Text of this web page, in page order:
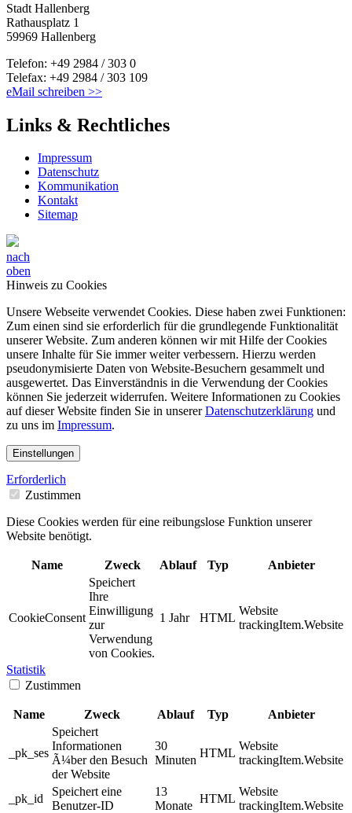
Stadt Hallenberg
Rathausplatz 1
59969 Hallenberg
Telefon: +49 2984 / 303 0
Telefax: +49 2984 / 303 109
eMail schreiben >>
Links & Rechtliches
Impressum
Datenschutz
Kommunikation
Kontakt
Sitemap
nach
oben
Hinweis zu Cookies
Unsere Webseite verwendet Cookies. Diese haben zwei Funktionen:
Zum einen sind sie erforderlich für die grundlegende Funktionalität
unserer Website. Zum anderen können wir mit Hilfe der Cookies
unsere Inhalte für Sie immer weiter verbessern. Hierzu werden
pseudonymisierte Daten von Website-Besuchern gesammelt und
ausgewertet. Das Einverständnis in die Verwendung der Cookies
können Sie jederzeit widerrufen. Weitere Informationen zu Cookies
auf dieser Website finden Sie in unsererDatenschutzerklärung und
zu uns im Impressum.
Einstellungen
Erforderlich
Zustimmen
Diese Cookies werden für eine reibungslose Funktion unserer
Website benötigt.
Name Zweck Ablauf Typ Anbieter
CookieConsent
Speichert
Ihre
Einwilligung
zur
Verwendung
von Cookies.
1 Jahr HTML
Website
trackingItem.Website
Statistik
Zustimmen
Name Zweck Ablauf Typ Anbieter
_pk_ses
Speichert
Informationen
Ã¼ber den Besuch
der Website
30
Minuten
HTML
Website
trackingItem.Website
_pk_id
Speichert eine
Benutzer-ID
13
Monate
HTML
Website
trackingItem.Website